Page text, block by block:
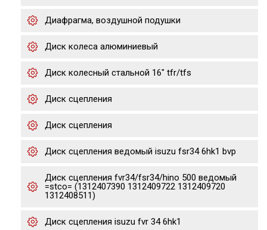
Диафрагма, воздушной подушки
Диск колеса алюминиевый
Диск колесный стальной 16" tfr/tfs
Диск сцепления
Диск сцепления
Диск сцепления ведомый isuzu fsr34 6hk1 bvp
Диск сцепления fvr34/fsr34/hino 500 ведомый
=stco= (1312407390 1312409722 1312409720
1312408511)
Диск сцепления isuzu fvr 34 6hk1